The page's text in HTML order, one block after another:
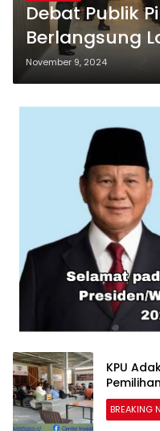
Debat Publik
Berlangsung
November 9, 2024
KPU
BREAKING